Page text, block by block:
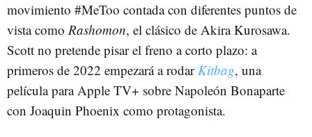
movimiento #MeToo contada con diferentes puntos de
vista como Rashomon, el clásico de Akira Kurosawa.
Scott no pretende pisar el freno a corto plazo: a
primeros de 2022 empezará a rodarKitbag, una
película para Apple TV+ sobre Napoleón Bonaparte
con Joaquin Phoenix como protagonista.